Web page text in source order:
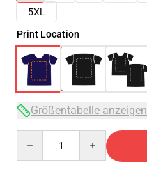
5XL
Print Location
Größentabelle anzeigen